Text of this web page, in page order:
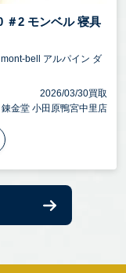
＃2 モンベル 寝具
bell アルパイン ダ
2026/03/30買取
錬金堂 小田原鴨宮中里店